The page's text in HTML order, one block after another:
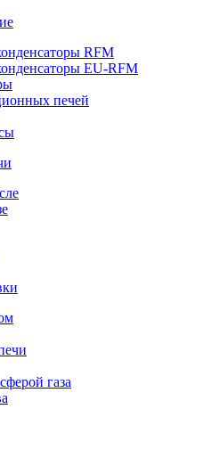
RFM
EU-RFM
печей
газа